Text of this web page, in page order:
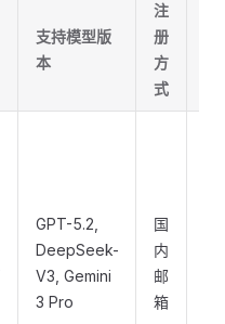
支持模型版
本
注
册
方
式
GPT-5.2,
DeepSeek-
V3, Gemini
3 Pro
国
内
邮
箱